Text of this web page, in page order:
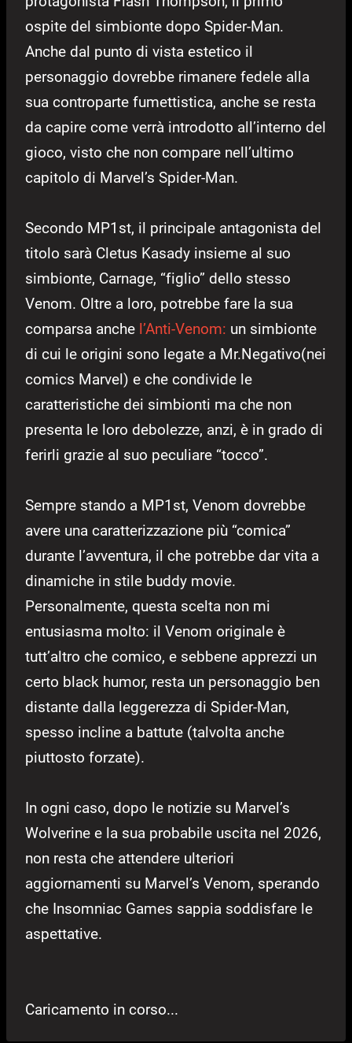
ospite del simbionte dopo Spider-Man.
Anche dal punto di vista estetico il
personaggio dovrebbe rimanere fedele alla
sua controparte fumettistica, anche se resta
da capire come verrà introdotto all’interno del
gioco, visto che non compare nell’ultimo
capitolo di Marvel’s Spider-Man.
Secondo MP1st, il principale antagonista del
titolo sarà Cletus Kasady insieme al suo
simbionte, Carnage, “figlio” dello stesso
Venom. Oltre a loro, potrebbe fare la sua
comparsa anche l’Anti-Venom: un simbionte
di cui le origini sono legate a Mr.Negativo(nei
comics Marvel) e che condivide le
caratteristiche dei simbionti ma che non
presenta le loro debolezze, anzi, è in grado di
ferirli grazie al suo peculiare “tocco”.
Sempre stando a MP1st, Venom dovrebbe
avere una caratterizzazione più “comica”
durante l’avventura, il che potrebbe dar vita a
dinamiche in stile buddy movie.
Personalmente, questa scelta non mi
entusiasma molto: il Venom originale è
tutt’altro che comico, e sebbene apprezzi un
certo black humor, resta un personaggio ben
distante dalla leggerezza di Spider-Man,
spesso incline a battute (talvolta anche
piuttosto forzate).
In ogni caso, dopo le notizie su Marvel’s
Wolverine e la sua probabile uscita nel 2026,
non resta che attendere ulteriori
aggiornamenti su Marvel’s Venom, sperando
che Insomniac Games sappia soddisfare le
aspettative.
Caricamento in corso...